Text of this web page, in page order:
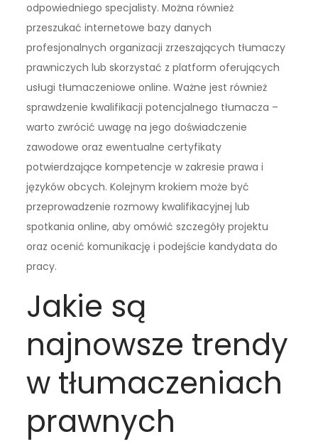
odpowiedniego specjalisty. Można również
przeszukać internetowe bazy danych
profesjonalnych organizacji zrzeszających tłumaczy
prawniczych lub skorzystać z platform oferujących
usługi tłumaczeniowe online. Ważne jest również
sprawdzenie kwalifikacji potencjalnego tłumacza –
warto zwrócić uwagę na jego doświadczenie
zawodowe oraz ewentualne certyfikaty
potwierdzające kompetencje w zakresie prawa i
języków obcych. Kolejnym krokiem może być
przeprowadzenie rozmowy kwalifikacyjnej lub
spotkania online, aby omówić szczegóły projektu
oraz ocenić komunikację i podejście kandydata do
pracy.
Jakie są
najnowsze trendy
w tłumaczeniach
prawnych